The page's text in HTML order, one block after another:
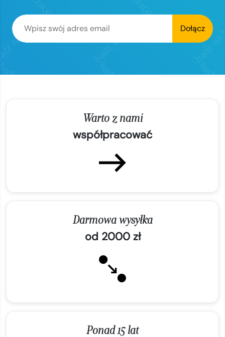
Dołącz
Warto z nami
współpracować
Darmowa wysyłka
od 2000 zł
Ponad 15 lat